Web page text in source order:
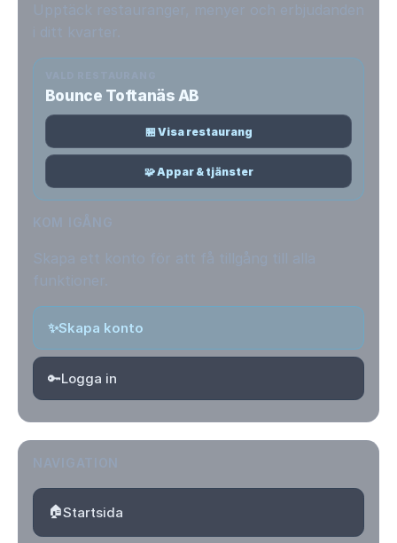
Bounce Toftanäs AB
🏪 Visa restaurang
🧩 Appar & tjänster
✨Skapa konto
🔑Logga in
🏠Startsida